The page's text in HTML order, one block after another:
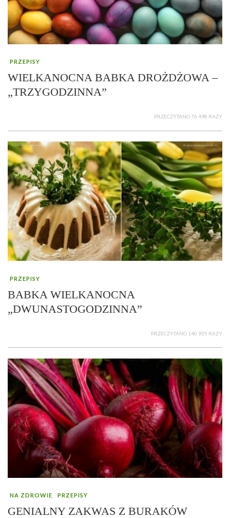
PRZEPISY
WIELKANOCNA BABKA DROŻDŻOWA –
„TRZYGODZINNA”
PRZECZYTANO 76 498 RAZY
PRZEPISY
BABKA WIELKANOCNA
„DWUNASTOGODZINNA”
PRZECZYTANO 140 935 RAZY
NA ZDROWIE PRZEPISY
GENIALNY ZAKWAS Z BURAKÓW